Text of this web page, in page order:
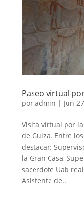
Paseo virtual
por admin | Jun
Visita virtual por
de Guiza. Entre
destacar:
la Gran Casa,
sacerdote Uab
Asistente de...